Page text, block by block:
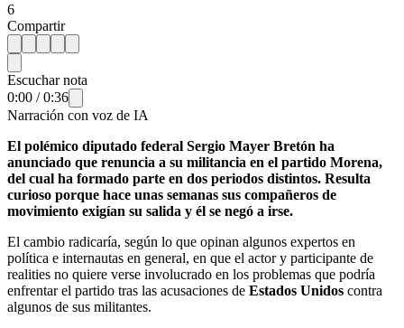
6
Compartir
Escuchar nota
0:00 /0:36
Narración con voz de IA
El polémico diputado federal Sergio Mayer Bretón ha
anunciado que renuncia a su militancia en el partido Morena,
del cual ha formado parte en dos periodos distintos. Resulta
curioso porque hace unas semanas sus compañeros de
movimiento exigían su salida y él se negó a irse.
El cambio radicaría, según lo que opinan algunos expertos en
política e internautas en general, en que el actor y participante de
realities no quiere verse involucrado en los problemas que podría
enfrentar el partido tras las acusaciones de Estados Unidos contra
algunos de sus militantes.